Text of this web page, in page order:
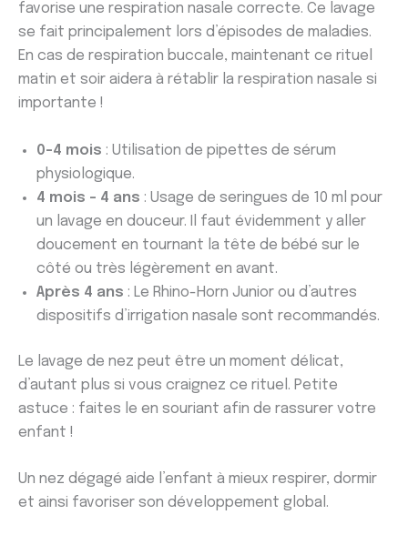
favorise une respiration nasale correcte. Ce lavage
se fait principalement lors d’épisodes de maladies.
En cas de respiration buccale, maintenant ce rituel
matin et soir aidera à rétablir la respiration nasale si
importante !
0-4 mois : Utilisation de pipettes de sérum
physiologique.
4 mois – 4 ans : Usage de seringues de 10 ml pour
un lavage en douceur. Il faut évidemment y aller
doucement en tournant la tête de bébé sur le
côté ou très légèrement en avant.
Après 4 ans : Le Rhino-Horn Junior ou d’autres
dispositifs d’irrigation nasale sont recommandés.
Le lavage de nez peut être un moment délicat,
d’autant plus si vous craignez ce rituel. Petite
astuce : faites le en souriant afin de rassurer votre
enfant !
Un nez dégagé aide l’enfant à mieux respirer, dormir
et ainsi favoriser son développement global.